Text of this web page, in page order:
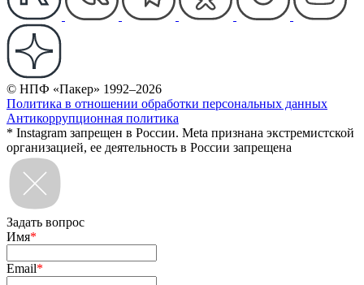
© НПФ «Пакер» 1992–2026
Политика в отношении обработки персональных данных
Антикоррупционная политика
* Instagram запрещен в России. Meta признана экстремистской
организацией, ее деятельность в России запрещена
Задать вопрос
Имя*
Email*